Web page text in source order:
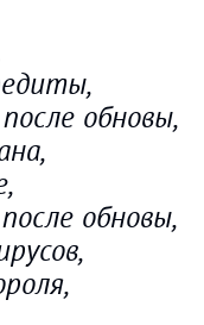
обновы,
обновы,